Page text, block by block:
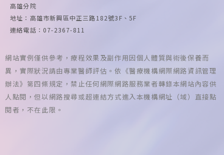
高雄分院
地址：高雄市新興區中正三路182號3F、5F
連絡電話：07-2367-811
網站實例僅供參考，療程效果及副作用因個人體質與術後保養而
異，實際狀況請由專業醫師評估。依《醫療機構網際網路資訊管理
辦法》第四條規定，禁止任何網際網路服務業者轉錄本網站內容供
人點閱，但以網路搜尋或超連結方式進入本機構網址（域）直接點
閱者，不在此限。